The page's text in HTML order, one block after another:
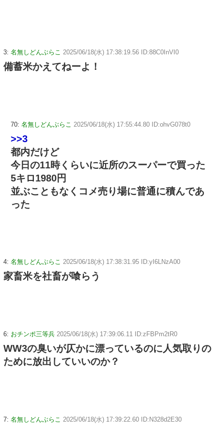
3: 名無しどんぶらこ 2025/06/18(水) 17:38:19.56 ID:88C0InVI0
備蓄米かえてねーよ！
70: 名無しどんぶらこ 2025/06/18(水) 17:55:44.80 ID:ohvG078t0
>>3
都内だけど
今日の11時くらいに近所のスーパーで買った
5キロ1980円
並ぶこともなくコメ売り場に普通に積んであ
った
4: 名無しどんぶらこ 2025/06/18(水) 17:38:31.95 ID:yI6LNzA00
家畜米を社畜が喰らう
6: おチンポ三等兵 2025/06/18(水) 17:39:06.11 ID:zFBPm2tR0
WW3の臭いが仄かに漂っているのに人気取りの
ために放出していいのか？
7: 名無しどんぶらこ 2025/06/18(水) 17:39:22.60 ID:N328d2E30